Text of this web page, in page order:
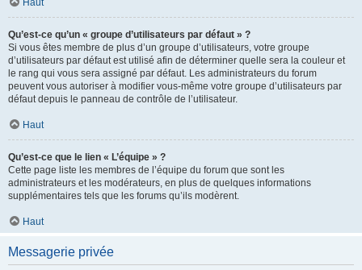
Haut
Qu’est-ce qu’un « groupe d’utilisateurs par défaut » ?
Si vous êtes membre de plus d’un groupe d’utilisateurs, votre groupe
d’utilisateurs par défaut est utilisé afin de déterminer quelle sera la couleur et
le rang qui vous sera assigné par défaut. Les administrateurs du forum
peuvent vous autoriser à modifier vous-même votre groupe d’utilisateurs par
défaut depuis le panneau de contrôle de l’utilisateur.
Haut
Qu’est-ce que le lien « L’équipe » ?
Cette page liste les membres de l’équipe du forum que sont les
administrateurs et les modérateurs, en plus de quelques informations
supplémentaires tels que les forums qu’ils modèrent.
Haut
Messagerie privée